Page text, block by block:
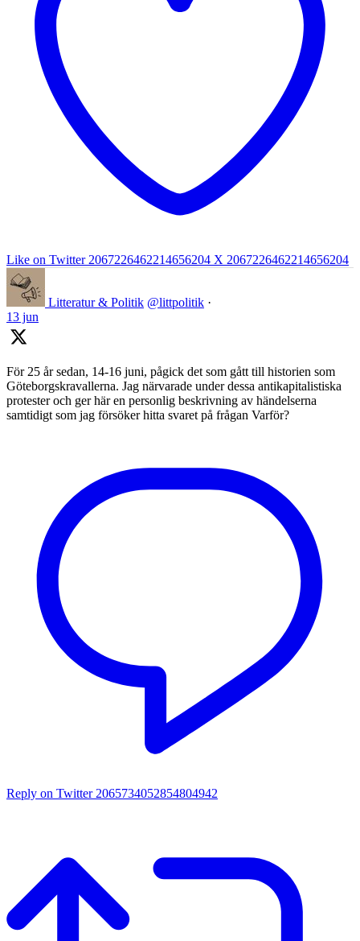
Like on Twitter 2067226462214656204 X 2067226462214656204
Litteratur & Politik @littpolitik ·
13 jun
För 25 år sedan, 14-16 juni, pågick det som gått till historien som
Göteborgskravallerna. Jag närvarade under dessa antikapitalistiska
protester och ger här en personlig beskrivning av händelserna
samtidigt som jag försöker hitta svaret på frågan Varför?
Reply on Twitter 2065734052854804942